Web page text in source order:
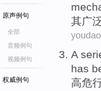
原声例句
全部
音频例句
视频例句
权威例句
其广泛
youdao
A
has
高危